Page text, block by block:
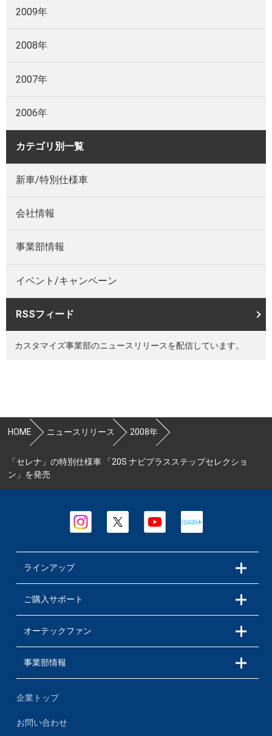
2009年
2008年
2007年
2006年
カテゴリ別一覧
新車/特別仕様車
会社情報
事業部情報
イベント/キャンペーン
RSSフィード
カスタマイズ事業部のニュースリリースを配信しています。
HOME ニュースリリース 2008年
「セレナ」の特別仕様車 「20S ナビプラスステップセレクショ
ン」を発売
ラインアップ
ご購入サポート
オーテックファン
事業部情報
企業トップ
お問い合わせ